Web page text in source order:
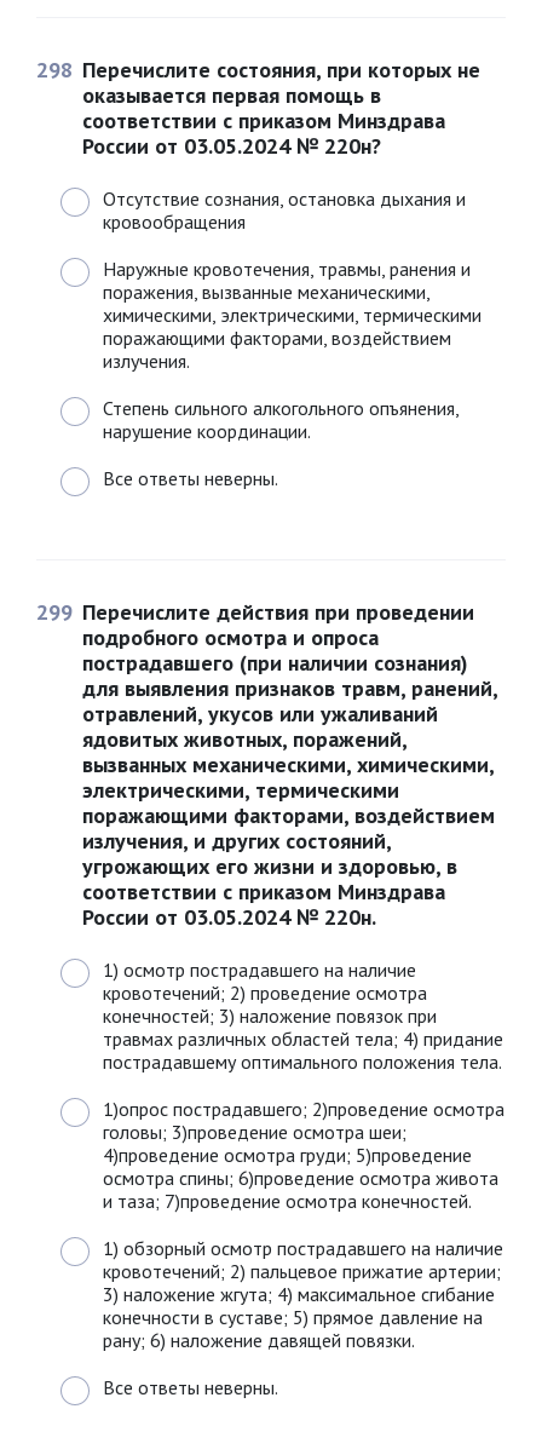
298 Перечислите состояния, при которых не
оказывается первая помощь в
соответствии с приказом Минздрава
России от 03.05.2024 № 220н?
Отсутствие сознания, остановка дыхания и
кровообращения
Наружные кровотечения, травмы, ранения и
поражения, вызванные механическими,
химическими, электрическими, термическими
поражающими факторами, воздействием
излучения.
Степень сильного алкогольного опъянения,
нарушение координации.
Все ответы неверны.
299 Перечислите действия при проведении
подробного осмотра и опроса
пострадавшего (при наличии сознания)
для выявления признаков травм, ранений,
отравлений, укусов или ужаливаний
ядовитых животных, поражений,
вызванных механическими, химическими,
электрическими, термическими
поражающими факторами, воздействием
излучения, и других состояний,
угрожающих его жизни и здоровью, в
соответствии с приказом Минздрава
России от 03.05.2024 № 220н.
1) осмотр пострадавшего на наличие
кровотечений; 2) проведение осмотра
конечностей; 3) наложение повязок при
травмах различных областей тела; 4) придание
пострадавшему оптимального положения тела.
1)опрос пострадавшего; 2)проведение осмотра
головы; 3)проведение осмотра шеи;
4)проведение осмотра груди; 5)проведение
осмотра спины; 6)проведение осмотра живота
и таза; 7)проведение осмотра конечностей.
1) обзорный осмотр пострадавшего на наличие
кровотечений; 2) пальцевое прижатие артерии;
3) наложение жгута; 4) максимальное сгибание
конечности в суставе; 5) прямое давление на
рану; 6) наложение давящей повязки.
Все ответы неверны.